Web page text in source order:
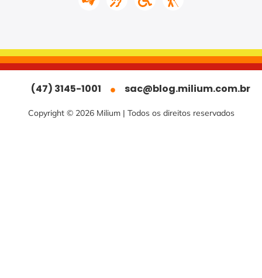
Copyright © 2026 Milium | Todos os direitos reservados
(47) 3145-1001 sac@blog.milium.com.br